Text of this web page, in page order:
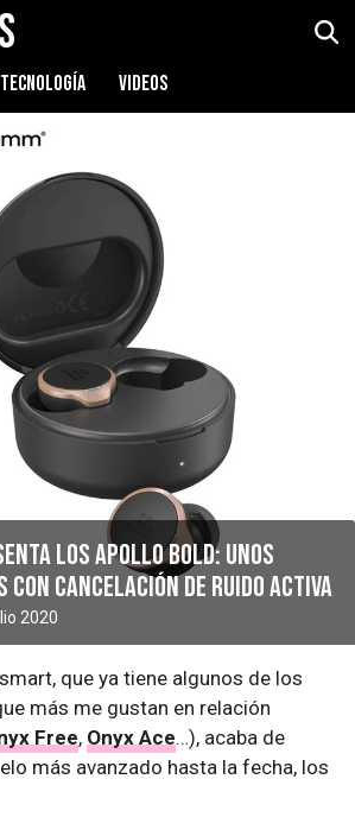
TECNOLOGÍA VIDEOS
los Apollo Bold: unos
con cancelación de ruido activa
2020
que ya tiene algunos de los
más me gustan en relación
Free, Onyx Ace…), acaba de
más avanzado hasta la fecha, los